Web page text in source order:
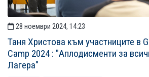
28 ноември 2024, 14:23
Таня Христова към участниците в
Camp 2024 : "Аплодисменти за
Лагера"